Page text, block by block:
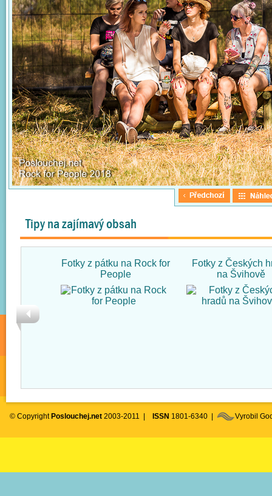
Tipy na zajímavý obsah
Fotky z pátku na Rock for
People
Fotky z Českých
na Švihově
© Copyright Poslouchej.net 2003-2011 | ISSN 1801-6340 | Vyrobil